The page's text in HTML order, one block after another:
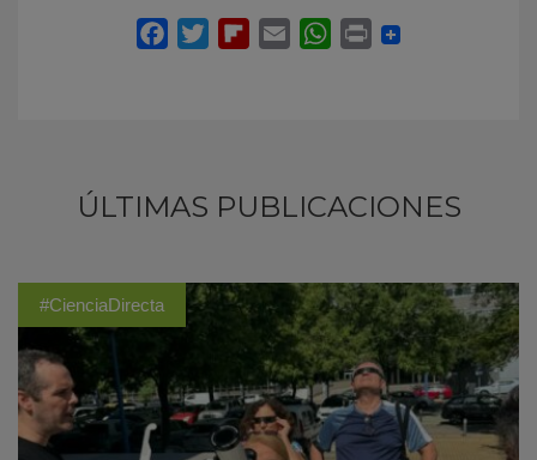
ÚLTIMAS PUBLICACIONES
#CienciaDirecta